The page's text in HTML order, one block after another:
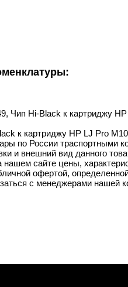
Чип Hi-Black к картриджу
к картриджу HP LJ Pro
по России траспортными
и внешний вид данного
сайте цены,
офертой,
с менеджерами нашей